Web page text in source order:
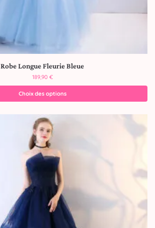
Robe Longue Fleurie Bleue
189,90 €
Choix des options